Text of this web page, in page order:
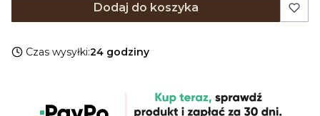
Dodaj do koszyka
Czas wysyłki:24 godziny